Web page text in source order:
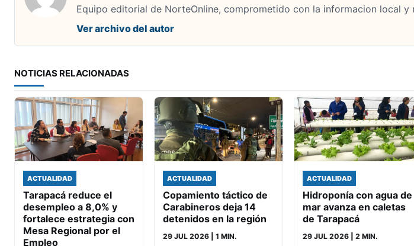
Equipo editorial de NorteOnline, comprometido con la informacion local y
Ver archivo del autor
NOTICIAS RELACIONADAS
ACTUALIDAD
Tarapacá reduce el
desempleo a 8,0% y
fortalece estrategia con
Mesa Regional por el
Empleo
ACTUALIDAD
Copamiento táctico de
Carabineros deja 14
detenidos en la región
29 JUL 2026 | 1 MIN.
ACTUALIDAD
Hidroponía con agua de
mar avanza en caletas
de Tarapacá
29 JUL 2026 | 2 MIN.